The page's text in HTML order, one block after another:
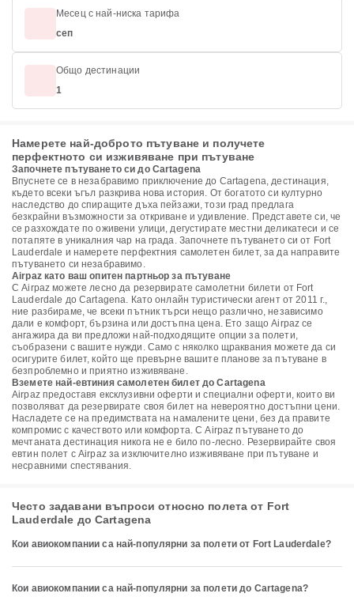
Месец с най-ниска тарифа
сеп
Общо дестинации
1
Намерете най-доброто пътуване и получете
перфектното си изживяване при пътуване
Започнете пътуването си до Cartagena
Впуснете се в незабравимо приключение до Cartagena, дестинация,
където всеки ъгъл разкрива нова история. От богатото си културно
наследство до спиращите дъха пейзажи, този град предлага
безкрайни възможности за откриване и удивление. Представете си, че
се разхождате по оживени улици, дегустирате местни деликатеси и се
потапяте в уникалния чар на града. Започнете пътуването си от Fort
Lauderdale и намерете перфектния самолетен билет, за да направите
пътуването си незабравимо.
Airpaz като ваш опитен партньор за пътуване
С Airpaz можете лесно да резервирате самолетни билети от Fort
Lauderdale до Cartagena. Като онлайн туристически агент от 2011 г.,
ние разбираме, че всеки пътник търси нещо различно, независимо
дали е комфорт, бързина или достъпна цена. Ето защо Airpaz се
ангажира да ви предложи най-подходящите опции за полети,
съобразени с вашите нужди. Само с няколко щраквания можете да си
осигурите билет, който ще превърне вашите планове за пътуване в
безпроблемно и приятно изживяване.
Вземете най-евтиния самолетен билет до Cartagena
Airpaz предоставя ексклузивни оферти и специални оферти, които ви
позволяват да резервирате своя билет на невероятно достъпни цени.
Насладете се на предимствата на намалените цени, без да правите
компромис с качеството или комфорта. С Airpaz пътуването до
мечтаната дестинация никога не е било по-лесно. Резервирайте своя
евтин полет с Airpaz за изключително изживяване при пътуване и
несравними спестявания.
Често задавани въпроси относно полета от Fort
Lauderdale до Cartagena
Кои авиокомпании са най-популярни за полети от Fort Lauderdale?
Кои авиокомпании са най-популярни за полети до Cartagena?